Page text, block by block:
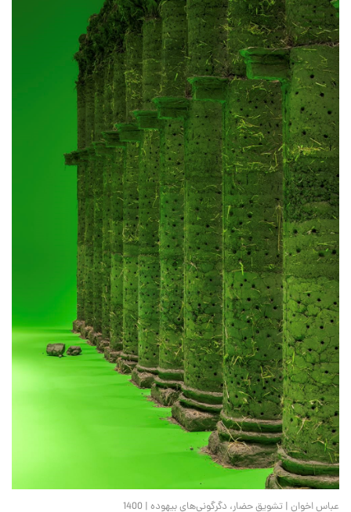
عباس اخوان | تشویق حضار، دگرگونی‌های بیهوده | 1400